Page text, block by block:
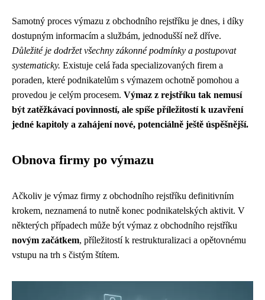
Samotný proces výmazu z obchodního rejstříku je dnes, i díky
dostupným informacím a službám, jednodušší než dříve.
Důležité je dodržet všechny zákonné podmínky a postupovat
systematicky. Existuje celá řada specializovaných firem a
poraden, které podnikatelům s výmazem ochotně pomohou a
provedou je celým procesem. Výmaz z rejstříku tak nemusí
být zatěžkávací povinností, ale spíše příležitostí k uzavření
jedné kapitoly a zahájení nové, potenciálně ještě úspěšnější.
Obnova firmy po výmazu
Ačkoliv je výmaz firmy z obchodního rejstříku definitivním
krokem, neznamená to nutně konec podnikatelských aktivit. V
některých případech může být výmaz z obchodního rejstříku
novým začátkem, příležitostí k restrukturalizaci a opětovnému
vstupu na trh s čistým štítem.